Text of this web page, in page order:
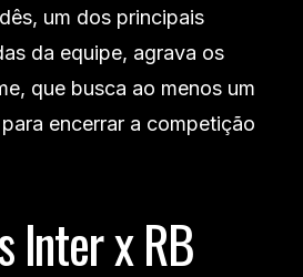
um dos principais
da equipe, agrava os
que busca ao menos um
encerrar a competição
Inter x RB